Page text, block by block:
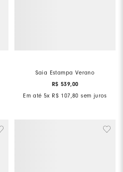
Saia Estampa Verano
R$ 539,00
Em até 5x R$ 107 ,80 sem juros